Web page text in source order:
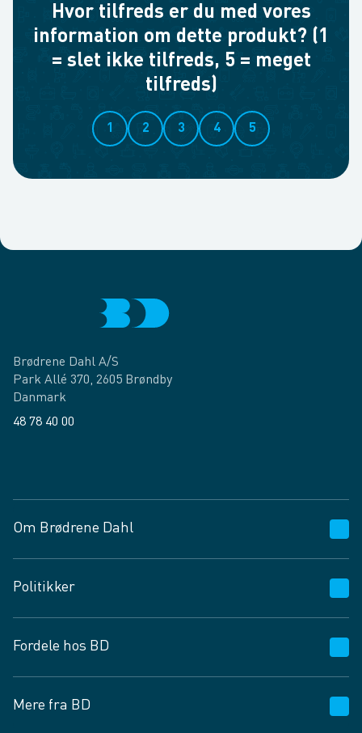
Hvor tilfreds er du med vores
information om dette produkt? (1
= slet ikke tilfreds, 5 = meget
tilfreds)
1 2 3 4 5
Brødrene Dahl A/S
Park Allé 370, 2605 Brøndby
Danmark
48 78 40 00
Om Brødrene Dahl
Vagttelefon 30 10 89 89
Spørgsmål og svar
Job og karriere
Fødevarekontrolrapport
Politikker
Privatlivspolitik
Cookies
Vilkår og betingelser
Fordele hos BD
BD app
Mere fra BD